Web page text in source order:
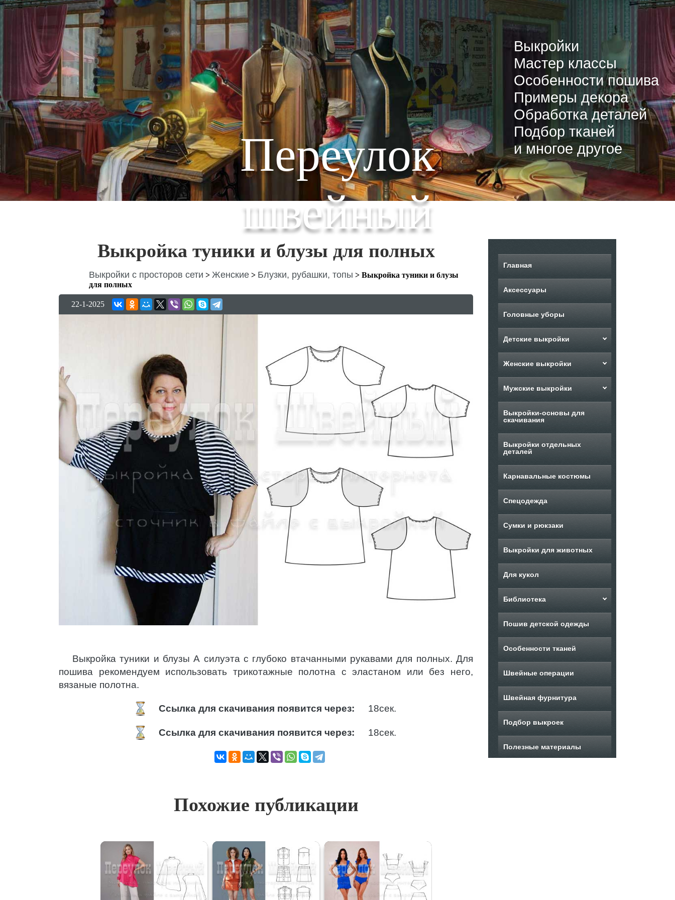
Переулок
швейный
Выкройки
Мастер классы
Особенности пошива
Примеры декора
Обработка деталей
Подбор тканей
и многое другое
Выкройка туники и блузы для полных
Выкройки с просторов сети > Женские > Блузки, рубашки, топы > Выкройка туники и блузы
для полных
22-1-2025
Выкройка туники и блузы А силуэта с глубоко втачанными рукавами для полных. Для
пошива рекомендуем использовать трикотажные полотна с эластаном или без него,
вязаные полотна.
Ссылка для скачивания появится через: 17сек.
Ссылка для скачивания появится через: 17сек.
Похожие публикации
Главная
Аксессуары
Головные уборы
Детские выкройки
Женские выкройки
Мужские выкройки
Выкройки-основы для
скачивания
Выкройки отдельных
деталей
Карнавальные костюмы
Спецодежда
Сумки и рюкзаки
Выкройки для животных
Для кукол
Библиотека
Пошив детской одежды
Особенности тканей
Швейные операции
Швейная фурнитура
Подбор выкроек
Полезные материалы